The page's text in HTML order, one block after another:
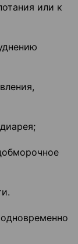
или к